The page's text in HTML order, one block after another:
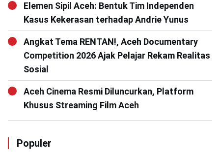
Elemen Sipil Aceh: Bentuk Tim Independen
Kasus Kekerasan terhadap Andrie Yunus
Angkat Tema RENTAN!, Aceh Documentary
Competition 2026 Ajak Pelajar Rekam Realitas
Sosial
Aceh Cinema Resmi Diluncurkan, Platform
Khusus Streaming Film Aceh
Populer